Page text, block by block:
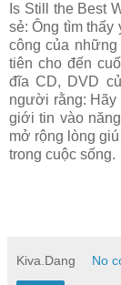
Is Still the Best
sẻ: Ông tìm thấy
công của
tiên cho đến
đĩa CD, DVD
người rằng: Hãy
giới tin vào
mở rộng lòng
trong cuộc sống.
Kiva.Dang No